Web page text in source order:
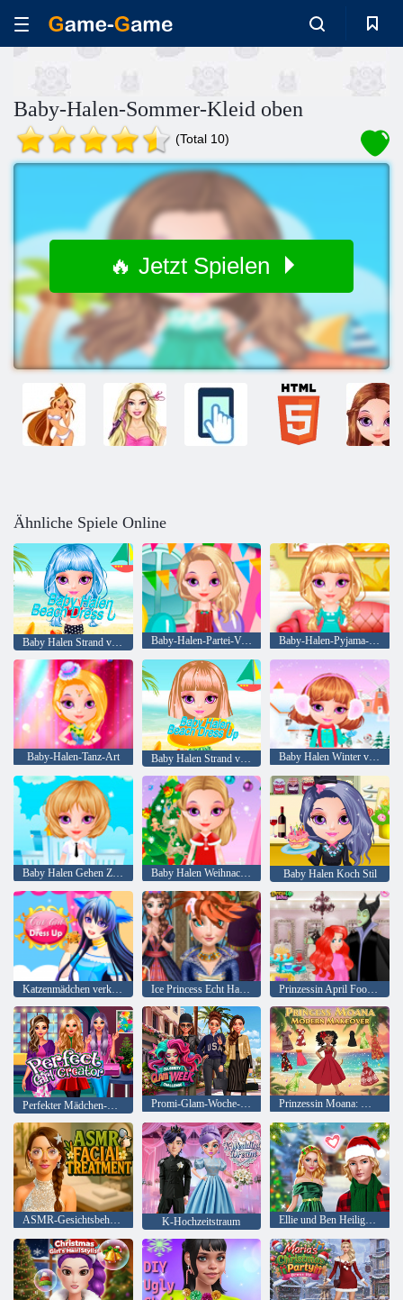
Baby-Halen-Sommer-Kleid oben
(Total 10)
🔥 Jetzt Spielen
Ähnliche Spiele Online
Baby Halen Strand verkleiden sich Baby-Halen-Partei-Verfassung Baby-Halen-Pyjama-Partei
Baby-Halen-Tanz-Art Baby Halen Strand verkleiden sich Baby Halen Winter verkleiden sich
Baby Halen Gehen Zur Schule Baby Halen Weihnachten Dress Up Baby Halen Koch Stil
Katzenmädchen verkleiden sich Ice Princess Echt Haircuts Prinzessin April Fools Friseursalon
Promi-Glam-Woche-Herausforderung Prinzessin Moana: Modernes Makeover
ASMR-Gesichtsbehandlung K-Hochzeitstraum Ellie und Ben Heiligabend